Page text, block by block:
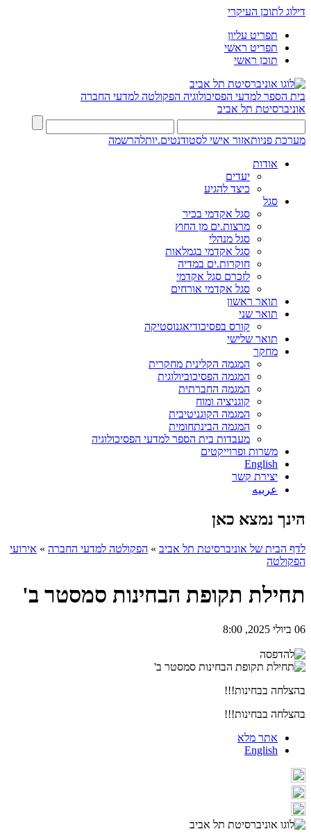
דילוג לתוכן העיקרי
תפריט עליון
תפריט ראשי
תוכן ראשי
בית הספר למדעי הפסיכולוגיה הפקולטה למדעי החברה
אוניברסיטת תל אביב
מערכת פניותאזור אישי לסטודנטים.יותלהרשמה
אודות
יעדים
כיצד להגיע
סגל
סגל אקדמי בכיר
מרצות.ים מן החוץ
סגל מנהלי
סגל אקדמי בגמלאות
חוקרות.ים במדיה
לזכרם סגל אקדמי
סגל אקדמי אורחים
תואר ראשון
תואר שני
קורס בפסיכודיאגנוסטיקה
תואר שלישי
מחקר
המגמה הקלינית מחקרית
המגמה הפסיכוביולוגית
המגמה החברתית
קוגניציה ומוח
המגמה הקוגניטיבית
המגמה הבינתחומית
מעבדות בית הספר למדעי הפסיכולוגיה
משרות ופרוייקטים
English
יצירת קשר
عربيه
הינך נמצא כאן
לדף הבית של אוניברסיטת תל אביב » הפקולטה למדעי החברה » אירועי
הפקולטה
תחילת תקופת הבחינות סמסטר ב'
06 ביולי 2025, 8:00
בהצלחה בבחינות!!!
בהצלחה בבחינות!!!
אתר מלא
English